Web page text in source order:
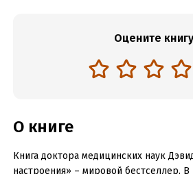
Оцените книгу
О книге
Книга доктора медицинских наук
настроения» – мировой бестселлер.